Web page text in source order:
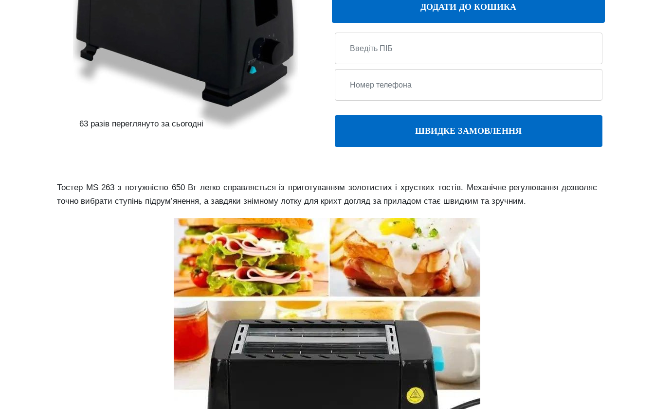
63 разів переглянуто за сьогодні
ДОДАТИ ДО КОШИКА
ШВИДКЕ ЗАМОВЛЕННЯ
Тостер MS 263 з потужністю 650 Вт легко справляється із приготуванням золотистих і хрустких тостів. Механічне регулювання дозволяє
точно вибрати ступінь підрум’янення, а завдяки знімному лотку для крихт догляд за приладом стає швидким та зручним.